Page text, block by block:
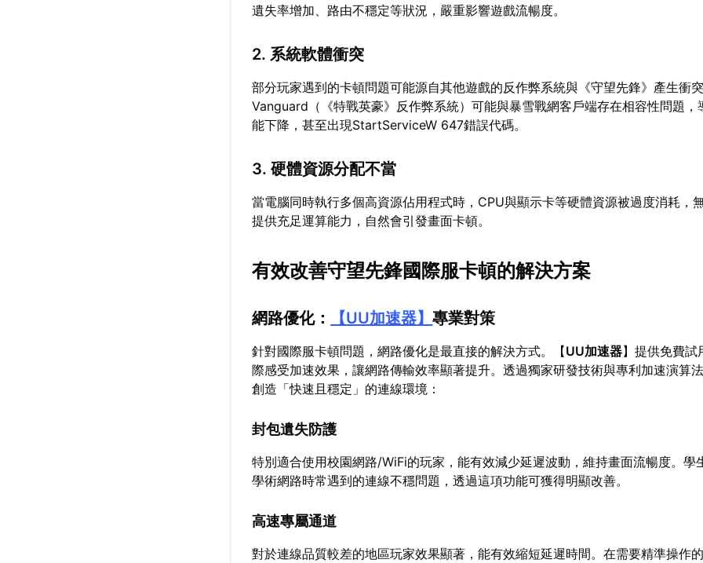
遺失率增加、路由不穩定等狀況，嚴重影響遊戲流暢度。
2. 系統軟體衝突
部分玩家遇到的卡頓問題可能源自其他遊戲的反作弊系統與《守望先鋒》產生衝
Vanguard（《特戰英豪》反作弊系統）可能與暴雪戰網客戶端存在相容性問題，
能下降，甚至出現StartServiceW 647錯誤代碼。
3. 硬體資源分配不當
當電腦同時執行多個高資源佔用程式時，CPU與顯示卡等硬體資源被過度消耗，
提供充足運算能力，自然會引發畫面卡頓。
有效改善守望先鋒國際服卡頓的解決方案
網路優化： 【UU加速器】專業對策
針對國際服卡頓問題，網路優化是最直接的解決方式。【UU加速器】提供免費試
際感受加速效果，讓網路傳輸效率顯著提升。透過獨家研發技術與專利加速演算
創造「快速且穩定」的連線環境：
封包遺失防護
特別適合使用校園網路/WiFi的玩家，能有效減少延遲波動，維持畫面流暢度。學
學術網路時常遇到的連線不穩問題，透過這項功能可獲得明顯改善。
高速專屬通道
對於連線品質較差的地區玩家效果顯著，能有效縮短延遲時間。在需要精準操作